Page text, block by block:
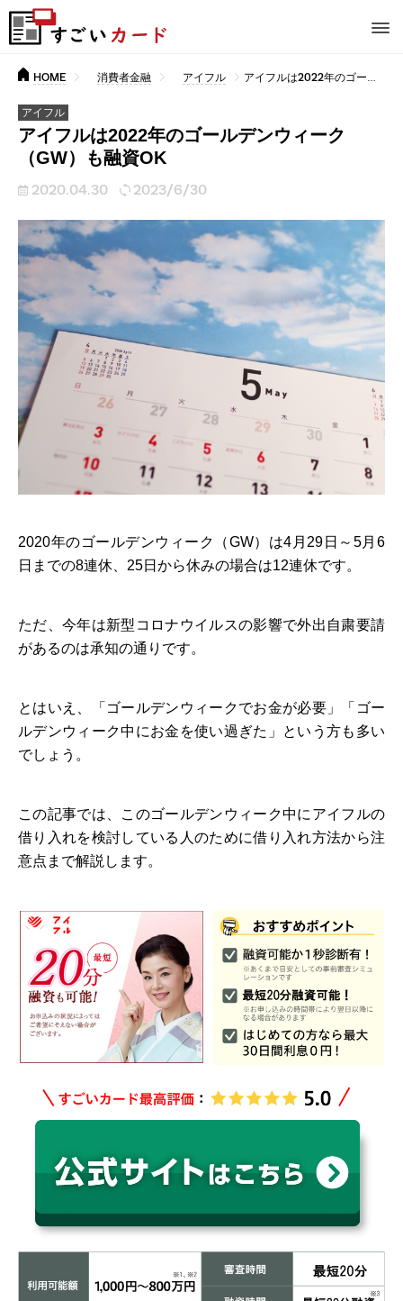
HOME 消費者金融 アイフル アイフルは2022年のゴールデンウィーク（GW）も融資OK
アイフル
アイフルは2022年のゴールデンウィーク
（GW）も融資OK
2020.04.30 2023/6/30
2020年のゴールデンウィーク（GW）は4月29日～5月6
日までの8連休、25日から休みの場合は12連休です。
ただ、今年は新型コロナウイルスの影響で外出自粛要請
があるのは承知の通りです。
とはいえ、「ゴールデンウィークでお金が必要」「ゴー
ルデンウィーク中にお金を使い過ぎた」という方も多い
でしょう。
この記事では、このゴールデンウィーク中にアイフルの
借り入れを検討している人のために借り入れ方法から注
意点まで解説します。